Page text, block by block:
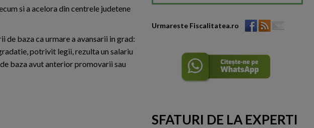
si a acelora din centrele judetene
de baza ca urmare a avansarii in grad:
potrivit legii, rezulta un salariu
baza avut anterior promovarii sau
Urmareste Fiscalitatea.ro
SFATURI DE LA EXPERTI